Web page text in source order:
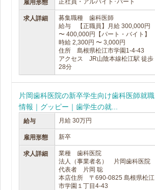
雇用形態 正社員・アルバイト･パート
求人詳細
募集職種 歯科医師
給与 【正職員】月給 300,000円
〜 400,000円【パート・バイト】
時給 2,300円 〜 3,000円
住所 島根県松江市学園1-4-43
アクセス JR山陰本線松江駅 徒歩
28分
片岡歯科医院の新卒学生向け歯科医師就職
情報｜グッピー｜歯学生の就...
給与 月給 30万円
雇用形態 新卒
求人詳細
業種 歯科医院
法人（事業者名） 片岡歯科医院
代表者 片岡 聡
本店住所 〒690-0825 島根県松江
市学園１丁目4-43